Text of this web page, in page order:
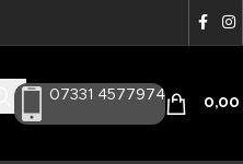
07331 4577974
0,00